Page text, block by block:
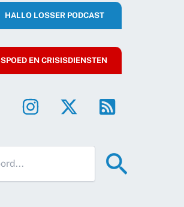
HALLO LOSSER PODCAST
SPOED EN CRISISDIENSTEN